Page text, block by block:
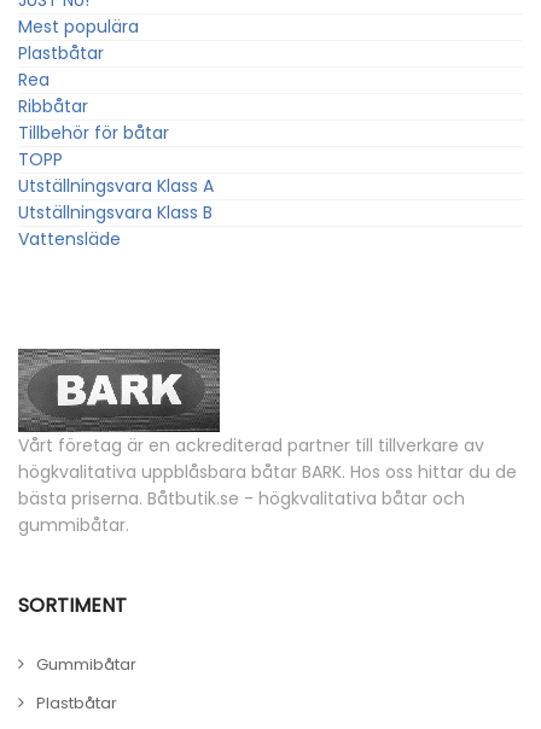
Mest populära
Plastbåtar
Rea
Ribbåtar
Tillbehör för båtar
TOPP
Utställningsvara Klass A
Utställningsvara Klass B
Vattensläde
Vårt företag är en ackrediterad partner till tillverkare av
högkvalitativa uppblåsbara båtar BARK. Hos oss hittar du de
bästa priserna. Båtbutik.se - högkvalitativa båtar och
gummibåtar.
SORTIMENT
Gummibåtar
Plastbåtar